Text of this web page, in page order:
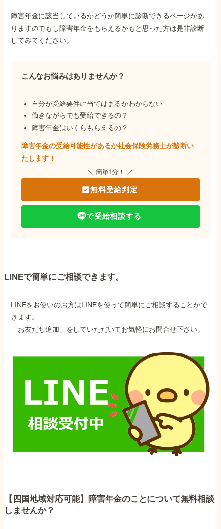
障害年金に該当しているかどうか簡単に診断できるページがあ
りますのでもし障害年金をもらえるかもと思った方は是非診断
してみてください。
こんなお悩みはありませんか？
自分が受給要件に当てはまるかわからない
働きながらでも受給できるの？
障害年金はいくらもらえるの？
障害年金の受給可能性があるか社会保険労務士が診断い
たします！
＼ 簡単1分！ ／
無料受給判定
で受給相談する
LINEで簡単にご相談できます。
LINEをお使いのお方はLINEを使って簡単にご相談することがで
きます。
「お友だち追加」をしていただいてお気軽にお問合せ下さい。
【四国地域対応可能】障害年金のことについて無料相談
しませんか？